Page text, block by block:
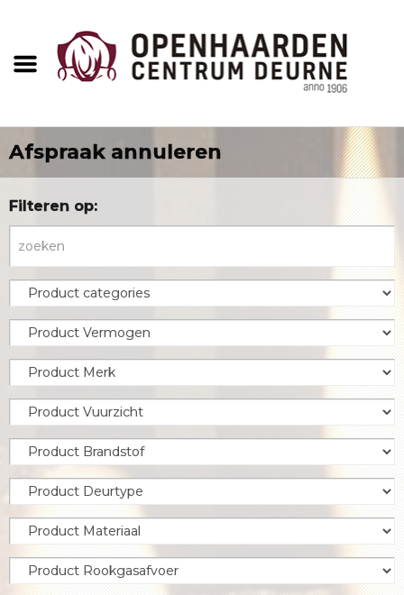
Afspraak annuleren
Filteren op: